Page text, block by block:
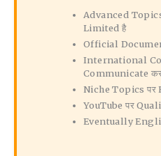
Advanced
Limited है
Official
International
Communicate
Niche Topics पर
YouTube पर
Eventually